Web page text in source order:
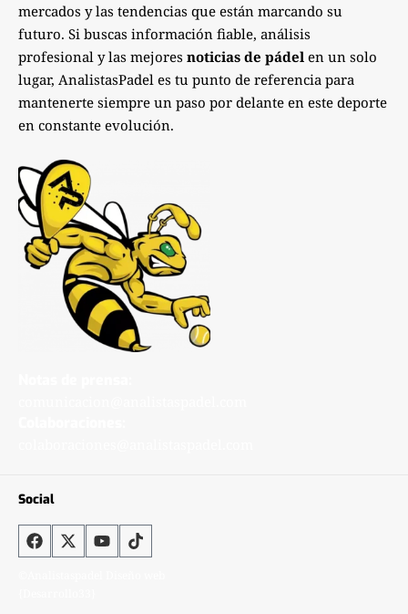
mercados y las tendencias que están marcando su
futuro. Si buscas información fiable, análisis
profesional y las mejores noticias de pádel en un solo
lugar, AnalistasPadel es tu punto de referencia para
mantenerte siempre un paso por delante en este deporte
en constante evolución.
Social